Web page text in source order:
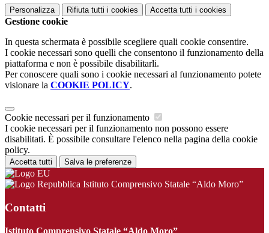
Personalizza Rifiuta tutti i cookies Accetta tutti i cookies
Gestione cookie
In questa schermata è possibile scegliere quali cookie consentire.
I cookie necessari sono quelli che consentono il funzionamento della
piattaforma e non è possibile disabilitarli.
Per conoscere quali sono i cookie necessari al funzionamento potete
visionare la COOKIE POLICY.
Cookie necessari per il funzionamento
I cookie necessari per il funzionamento non possono essere
disabilitati. È possibile consultare l'elenco nella pagina della cookie
policy.
Accetta tutti Salva le preferenze
Istituto Comprensivo Statale “Aldo Moro”
Contatti
Istituto Comprensivo Statale “Aldo Moro”